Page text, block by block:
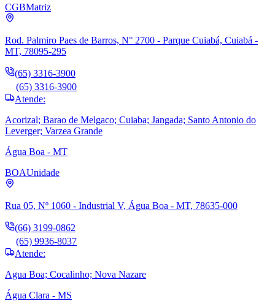
CGBMatriz
Rod. Palmiro Paes de Barros, N° 2700 - Parque Cuiabá, Cuiabá -
MT, 78095-295
(65) 3316-3900
(65) 3316-3900
Atende:
Acorizal; Barao de Melgaco; Cuiaba; Jangada; Santo Antonio do
Leverger; Varzea Grande
Água Boa - MT
BOAUnidade
Rua 05, Nº 1060 - Industrial V, Água Boa - MT, 78635-000
(66) 3199-0862
(65) 9936-8037
Atende:
Agua Boa; Cocalinho; Nova Nazare
Água Clara - MS